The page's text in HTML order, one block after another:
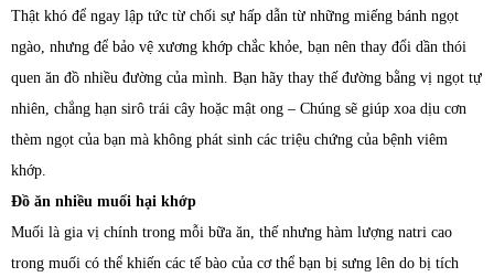
Thật khó để ngay lập tức từ chối sự hấp dẫn từ những miếng bánh ngọt
ngào, nhưng để bảo vệ xương khớp chắc khỏe, bạn nên thay đổi dần thói
quen ăn đồ nhiều đường của mình. Bạn hãy thay thế đường bằng vị ngọt tự
nhiên, chẳng hạn sirô trái cây hoặc mật ong – Chúng sẽ giúp xoa dịu cơn
thèm ngọt của bạn mà không phát sinh các triệu chứng của bệnh viêm
khớp.
Đồ ăn nhiều muối hại khớp
Muối là gia vị chính trong mỗi bữa ăn, thế nhưng hàm lượng natri cao
trong muối có thể khiến các tế bào của cơ thể bạn bị sưng lên do bị tích